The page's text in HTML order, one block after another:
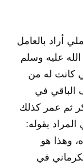
أراد بالعامل
عليه وسلم
كانت له من
الباقي في
ثم عمر كذلك
بقوله:
وهذا هو
في